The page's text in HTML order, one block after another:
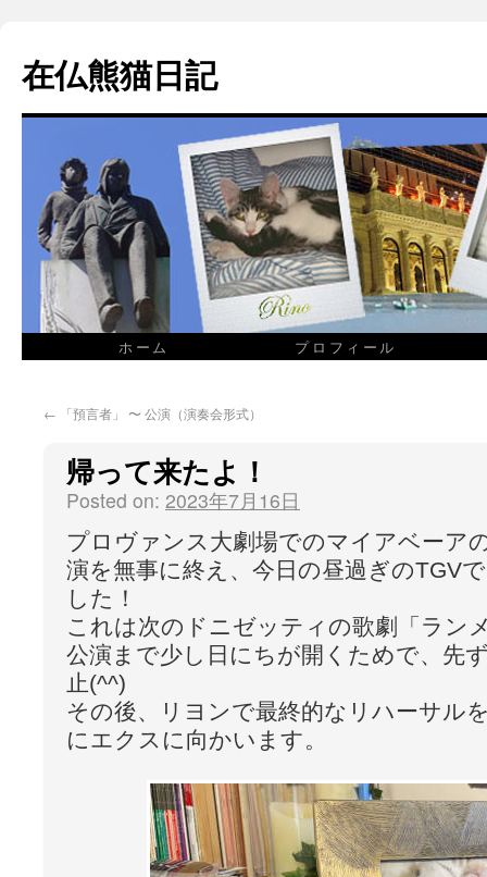
在仏熊猫日記
ホーム プロフィール
← 「預言者」 〜 公演（演奏会形式）
帰って来たよ！
Posted on: 2023年7月16日
プロヴァンス大劇場でのマイアベーア
演を無事に終え、今日の昼過ぎのTGV
した！
これは次のドニゼッティの歌劇「ラン
公演まで少し日にちが開くためで、先
止(^^)
その後、リヨンで最終的なリハーサル
にエクスに向かいます。